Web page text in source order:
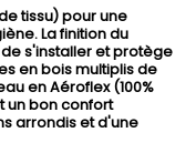
tissu) pour une
La finition du
s'installer et protège
en bois multiplis de
en Aéroflex (100%
un bon confort
arrondis et d'une